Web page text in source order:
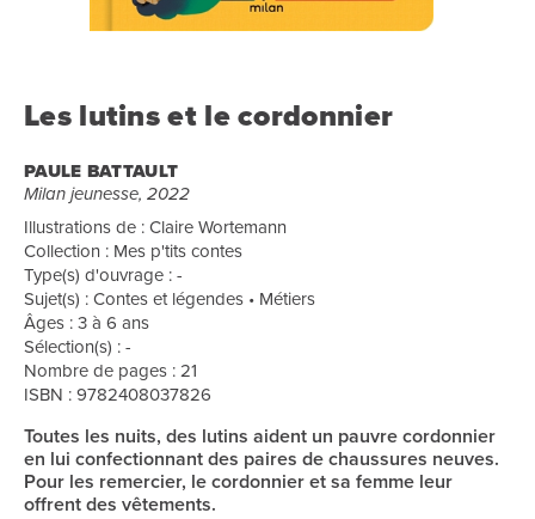
Les lutins et le cordonnier
PAULE BATTAULT
Milan jeunesse, 2022
Illustrations de : Claire Wortemann
Collection : Mes p'tits contes
Type(s) d'ouvrage : -
Sujet(s) : Contes et légendes • Métiers
Âges : 3 à 6 ans
Sélection(s) : -
Nombre de pages : 21
ISBN : 9782408037826
Toutes les nuits, des lutins aident un pauvre cordonnier
en lui confectionnant des paires de chaussures neuves.
Pour les remercier, le cordonnier et sa femme leur
offrent des vêtements.